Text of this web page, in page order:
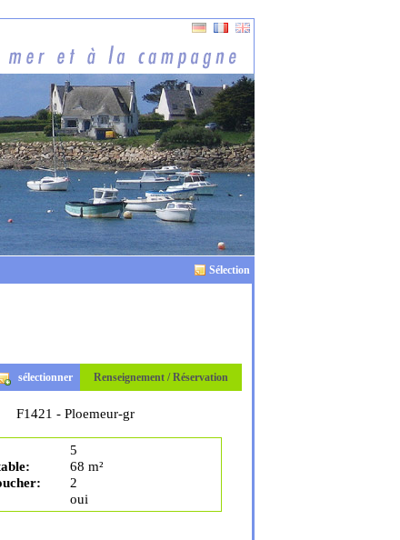
Sélection
Renseignement / Réservation
sélectionner
F1421 - Ploemeur-gr
5
68 m²
2
oui